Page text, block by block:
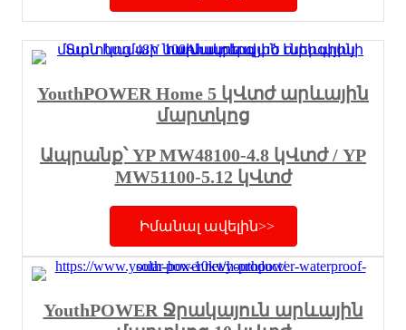
YouthPOWER Home 5 կՎտժ արևային
մարտկոց
Ապրանք՝ YP MW48100-4.8 կՎտժ / YP
MW51100-5.12 կՎտժ
Իմանալ ավելին>>
YouthPOWER Ջրակայուն արևային